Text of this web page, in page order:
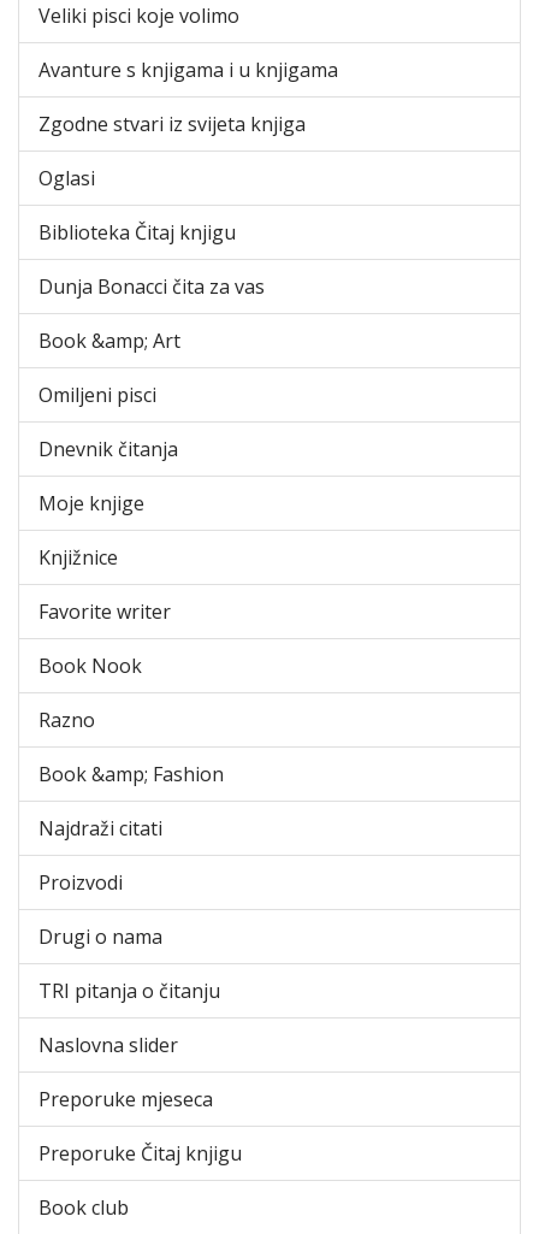
Veliki pisci koje volimo
Avanture s knjigama i u knjigama
Zgodne stvari iz svijeta knjiga
Oglasi
Biblioteka Čitaj knjigu
Dunja Bonacci čita za vas
Book &amp; Art
Omiljeni pisci
Dnevnik čitanja
Moje knjige
Knjižnice
Favorite writer
Book Nook
Razno
Book &amp; Fashion
Najdraži citati
Proizvodi
Drugi o nama
TRI pitanja o čitanju
Naslovna slider
Preporuke mjeseca
Preporuke Čitaj knjigu
Book club